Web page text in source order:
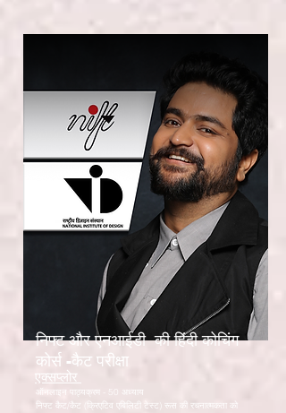
निफ्ट और एनआईडी की हिंदी कोचिंग
कोर्स -कैट परीक्षा
एक्सप्लोर
ऑनलाइन पाठ्यक्रम - 50 अध्याय
निफ्ट कैट/कैट (क्रिएटिव एबिलिटी टेस्ट) रूस की रचनात्मकता को